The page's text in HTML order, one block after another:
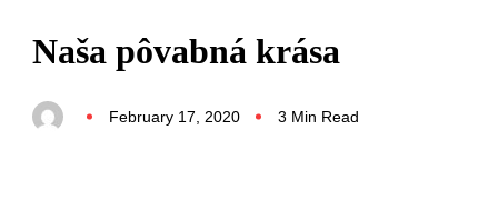
Naša pôvabná krása
February 17, 2020 3 Min Read